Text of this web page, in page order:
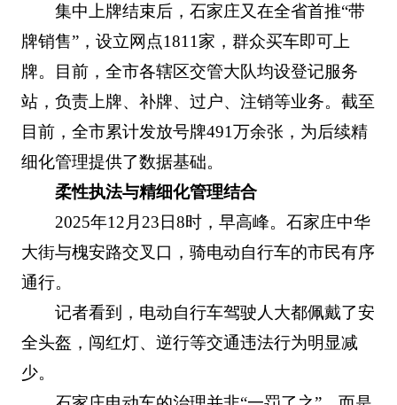
集中上牌结束后，石家庄又在全省首推“带
牌销售”，设立网点1811家，群众买车即可上
牌。目前，全市各辖区交管大队均设登记服务
站，负责上牌、补牌、过户、注销等业务。截至
目前，全市累计发放号牌491万余张，为后续精
细化管理提供了数据基础。
柔性执法与精细化管理结合
2025年12月23日8时，早高峰。石家庄中华
大街与槐安路交叉口，骑电动自行车的市民有序
通行。
记者看到，电动自行车驾驶人大都佩戴了安
全头盔，闯红灯、逆行等交通违法行为明显减
少。